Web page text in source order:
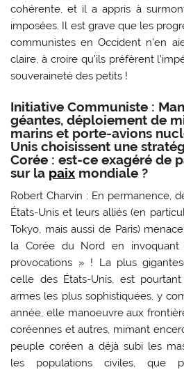
cohérente, et il a appris à
imposées. Il est grave que les
communistes en Occident n’en
claire, à croire qu’ils préfèrent
souveraineté des petits !
Initiative Communiste :
géantes, déploiement de
marins et porte-avions
Unis choisissent une
Corée : est-ce exagéré de
sur la paix mondiale ?
Robert Charvin : En permanence,
États-Unis et leurs alliés (en
Tokyo, mais aussi de Paris)
la Corée du Nord en invoquant
provocations » ! La plus
celle des États-Unis, est
armes les plus sophistiquées, y
année, elle manoeuvre aux
coréennes et autres, mimant
peuple coréen a déjà subi les
les populations civiles, que